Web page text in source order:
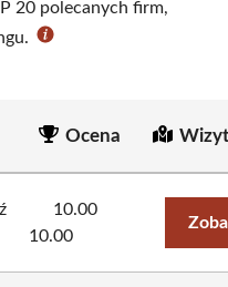
20 polecanych firm,
Ocena
10.00
10.00